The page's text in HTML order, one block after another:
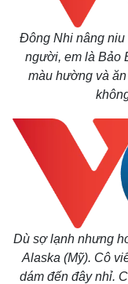
Đông Nhi nâng niu
người, em là Bảo
màu hường và
Dù sợ lạnh nhưng
Alaska (Mỹ). Cô
dám đến đây nhỉ.